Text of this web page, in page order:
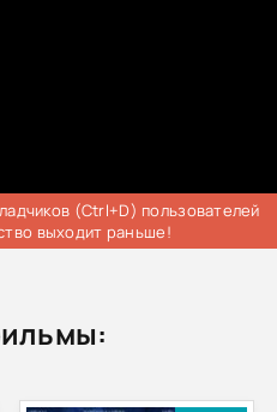
(Ctrl+D) пользователей
выходит раньше!